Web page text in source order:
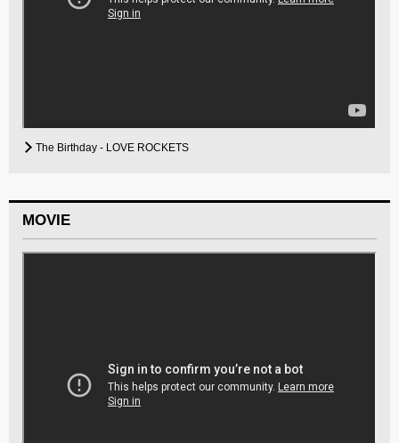
The Birthday - LOVE ROCKETS
MOVIE